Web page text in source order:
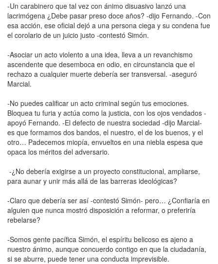
-Un carabinero que tal vez con ánimo disuasivo lanzó una
lacrimógena ¿Debe pasar preso doce años? -dijo Fernando. -Con
esa acción, ese oficial dejó a una persona ciega y su condena fue
el corolario de un juicio justo -contestó Simón.
-Asociar un acto violento a una idea, lleva a un revanchismo
ascendente que desemboca en odio, en circunstancia que el
rechazo a cualquier muerte debería ser transversal. -aseguró
Marcial.
-No puedes calificar un acto criminal según tus emociones.
Bloquea tu furia y actúa como la justicia, con los ojos vendados -
apoyó Fernando. -El defecto de nuestra sociedad -dijo Marcial-
es que formamos dos bandos, el nuestro, el de los buenos, y el
otro… Padecemos miopía, envueltos en una niebla espesa que
opaca los méritos del adversario.
-¿No debería exigirse a un proyecto constitucional, ampliarse,
para aunar y unir más allá de las barreras ideológicas?
-Claro que debería ser así -contestó Simón- pero… ¿Confiaría en
alguien que nunca mostró disposición a reformar, o preferiría
rebelarse?
-Somos gente pacífica Simón, el espíritu belicoso es ajeno a
nuestro ánimo, aunque concuerdo contigo en que la ciudadanía,
si se aburre, puede tener una conducta imprevisible.